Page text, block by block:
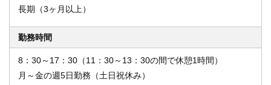
長期（3ヶ月以上）
勤務時間
8：30～17：30（11：30～13：30の間で休憩1時間）
月～金の週5日勤務（土日祝休み）